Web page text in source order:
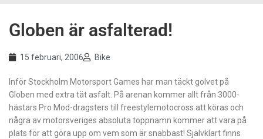
Globen är asfalterad!
15 februari, 2006 Bike
Inför Stockholm Motorsport Games har man täckt golvet på
Globen med extra tät asfalt. På arenan kommer allt från 3000-
hästars Pro Mod-dragsters till freestylemotocross att köras och
några av motorsveriges absoluta toppnamn kommer att vara på
plats för att göra upp om vem som är snabbast! Självklart finns